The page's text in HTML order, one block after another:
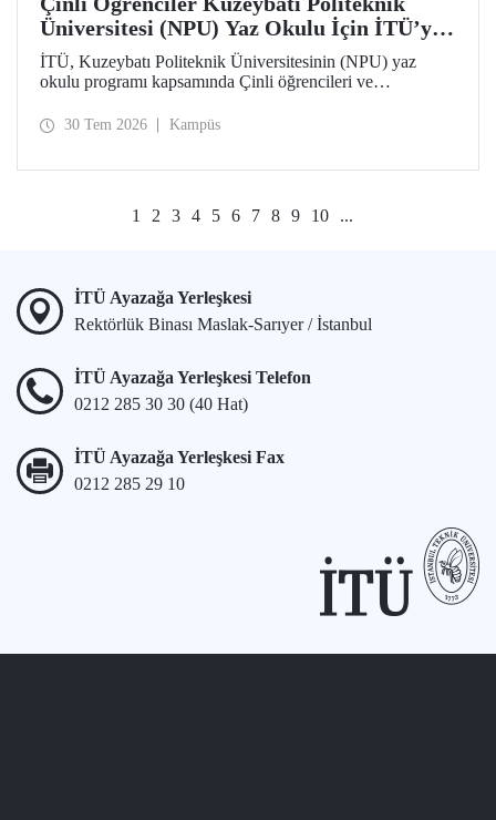
Üniversitesi (NPU) Yaz Okulu İçin İTÜ’ye
Geldi
İTÜ, Kuzeybatı Politeknik Üniversitesinin (NPU) yaz
okulu programı kapsamında Çinli öğrencileri ve
30 Tem 2026 Kampüs
1 2 3 4 5 6 7 8 9 10 ...
İTÜ Ayazağa Yerleşkesi
Rektörlük Binası Maslak-Sarıyer / İstanbul
İTÜ Ayazağa Yerleşkesi Telefon
0212 285 30 30 (40 Hat)
İTÜ Ayazağa Yerleşkesi Fax
0212 285 29 10